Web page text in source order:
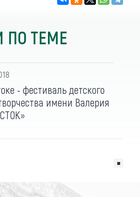
ПО ТЕМЕ
- фестиваль детского
имени Валерия